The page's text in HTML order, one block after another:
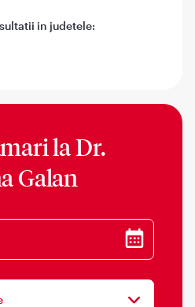
in judetele:
laDr.
Galan